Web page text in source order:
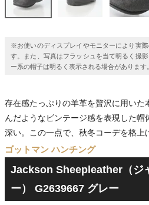
※お使いのディスプレイやモニターにより実
す。また、写真はフラッシュを当て明るく撮
ー系の帽子は明るく表示される場合があります。
存在感たっぷりの羊革を贅沢に用いた
んだようなビンテージ感を表現した
深い。この一点で、秋冬コーデを格上
ゴットマン ハンチング
Jackson Sheepleather（ジ
ー） G2639667 グレー